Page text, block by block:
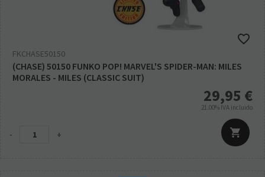
FKCHASE50150
(CHASE) 50150 FUNKO POP! MARVEL'S SPIDER-MAN: MILES
MORALES - MILES (CLASSIC SUIT)
29,95 €
21.00% IVA incluido
- +